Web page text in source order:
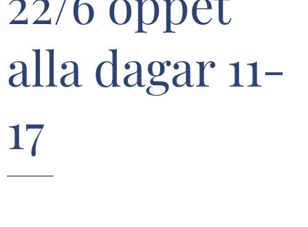
alla dagar 11-
17